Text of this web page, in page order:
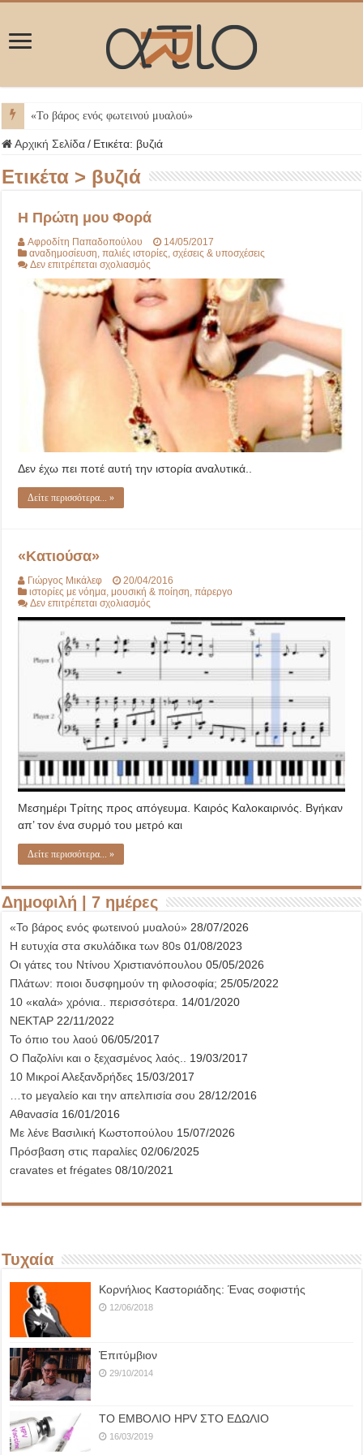
ΜΥΚΟ
Αρχική Σελίδα / Ετικέτα: βυζιά
Ετικέτα > βυζιά
Η Πρώτη μου Φορά
Αφροδίτη Παπαδοπούλου
14/05/2017
αναδημοσίευση ,παλιές ιστορίες ,σχέσεις & υποσχέσεις
Δεν επιτρέπεται σχολιασμός
Πρώτη
μου
Φορά
Δεν έχω πει ποτέ αυτή την ιστορία αναλυτικά..
Δείτε περισσότερα... »
«Κατιούσα»
Γιώργος Μικάλεφ
20/04/2016
ιστορίες με νόημα,μουσική & ποίηση,πάρεργο
Δεν επιτρέπεται σχολιασμός
Μεσημέρι Τρίτης προς απόγευμα. Καιρός Καλοκαιρινός. Βγήκαν
απ’ τον ένα συρμό του μετρό και
Δείτε περισσότερα... »
Δημοφιλή | 7 ημέρες
«Το βάρος ενός φωτεινού μυαλού» 28/07/2026
Η ευτυχία στα σκυλάδικα των 80s 01/08/2023
Οι γάτες του Ντίνου Χριστιανόπουλου 05/05/2026
Πλάτων: ποιοι δυσφημούν τη φιλοσοφία; 25/05/2022
10 «καλά» χρόνια.. περισσότερα. 14/01/2020
ΝΕΚΤΑΡ 22/11/2022
Το όπιο του λαού 06/05/2017
Ο Παζολίνι και ο ξεχασμένος λαός.. 19/03/2017
10 Μικροί Αλεξανδρήδες 15/03/2017
…το μεγαλείο και την απελπισία σου 28/12/2016
Αθανασία 16/01/2016
Με λένε Βασιλική Κωστοπούλου 15/07/2026
Πρόσβαση στις παραλίες 02/06/2025
cravates et frégates 08/10/2021
Τυχαία
Κορνήλιος Καστοριάδης: Ένας σοφιστής
12/06/2018
Ἐπιτύμβιον
29/10/2014
ΤΟ ΕΜΒΟΛΙΟ HPV ΣΤΟ ΕΔΩΛΙΟ
16/03/2019